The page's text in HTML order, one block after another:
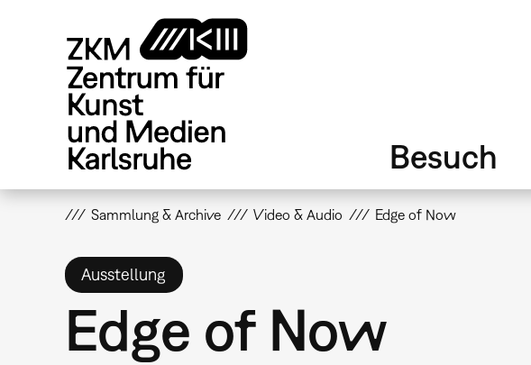
Besuch
Sammlung & Archive Video & Audio Edge of Now
Ausstellung
Edge of Now